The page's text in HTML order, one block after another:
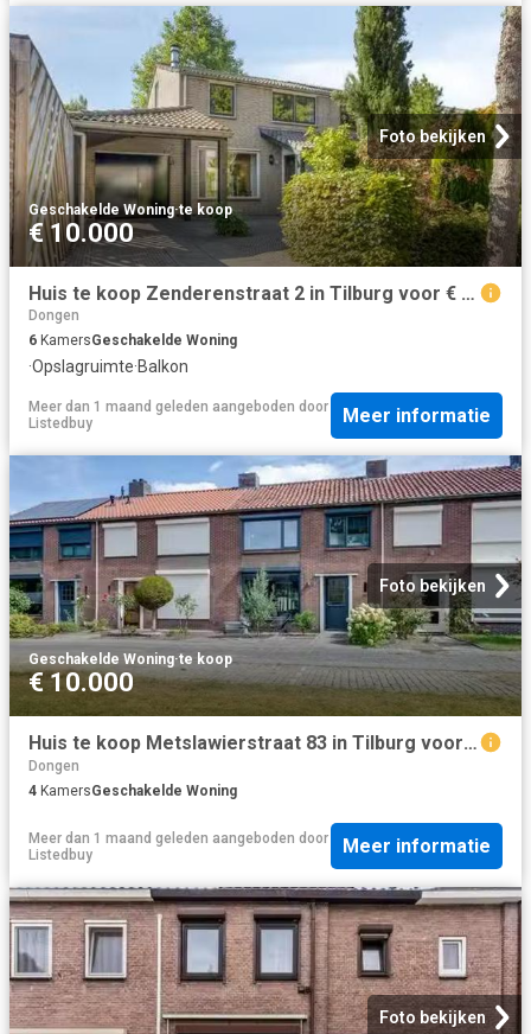
Foto bekijken
Geschakelde Woning·te koop
€ 10.000
Huis te koop Zenderenstraat 2 in Tilburg voor € 550.000
Dongen
6 KamersGeschakelde Woning
·Opslagruimte·Balkon
Meer dan 1 maand geleden aangeboden door
Listedbuy
Meer informatie
Foto bekijken
Geschakelde Woning·te koop
€ 10.000
Huis te koop Metslawierstraat 83 in Tilburg voor € 375.000
Dongen
4 KamersGeschakelde Woning
Meer dan 1 maand geleden aangeboden door
Listedbuy
Meer informatie
Foto bekijken